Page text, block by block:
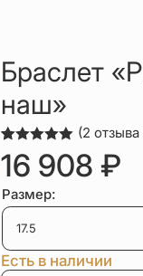
Браслет
наш»
Рейтинг
5.00из 5
на основе
опроса
2
пользователей
(2 отзыва
16 908 ₽
Размер:
Есть в наличии